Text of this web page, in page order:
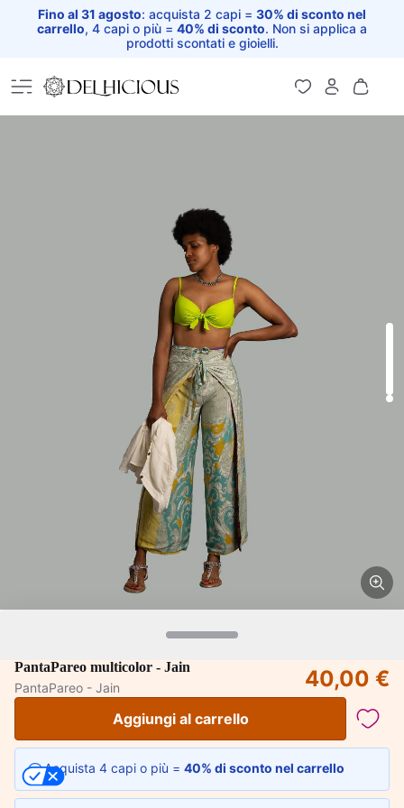
Fino al 31 agosto: acquista 2 capi = 30% di sconto nel
carrello, 4 capi o più = 40% di sconto. Non si applica a
prodotti scontati e gioielli.
Home
PantaPareo multicolor - Jain
PantaPareo - Jain
40,00 €
Aggiungi al carrello
Acquista 4 capi o più = 40% di sconto nel carrello